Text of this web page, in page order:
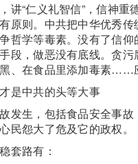
讲“仁义礼智信”，信神重
原则。中共把中华优秀传
哲学等毒素。没有了信
段，做恶没有底线。贪污
、在食品里添加毒素……
才是中共的头等大事
发生，包括食品安全事故
民怨大了危及它的政权。
套路有：